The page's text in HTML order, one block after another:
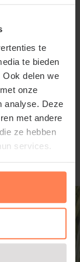
te
te bieden
delen we
onze
analyse. Deze
met andere
ze hebben
services.
(trekt bijen
blad.
worden
maar ook
hosta's of
blad van
komen
en
waar ze al